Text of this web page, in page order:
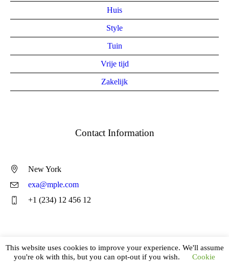
Huis
Style
Tuin
Vrije tijd
Zakelijk
Contact Information
New York
exa@mple.com
+1 (234) 12 456 12
This website uses cookies to improve your experience. We'll assume
you're ok with this, but you can opt-out if you wish.
Cookie